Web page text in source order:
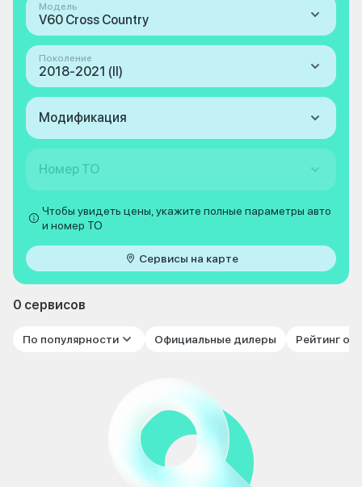
Модель
V60 Cross Country
Поколение
2018-2021 (II)
Модификация
Номер ТО
Чтобы увидеть цены, укажите полные параметры авто
и номер ТО
Сервисы на карте
0 сервисов
По популярности Официальные дилеры Рейтинг